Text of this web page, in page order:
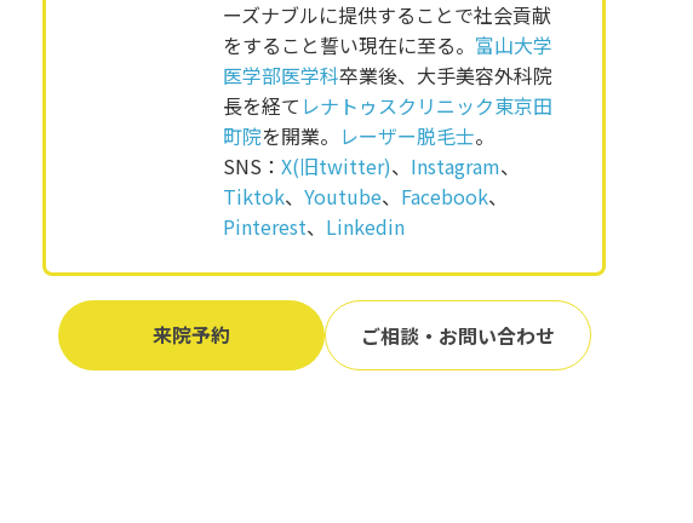
ーズナブルに提供することで社会貢献
をすること誓い現在に至る。 富山大学
医学部医学科卒業後、大手美容外科院
長を経て レナトゥスクリニック東京田
町院を開業。 レーザー脱毛士。
SNS： X(旧twitter)、 Instagram、
Tiktok、 Youtube、 Facebook、
Pinterest、 Linkedin
来院予約 ご相談・お問い合わせ